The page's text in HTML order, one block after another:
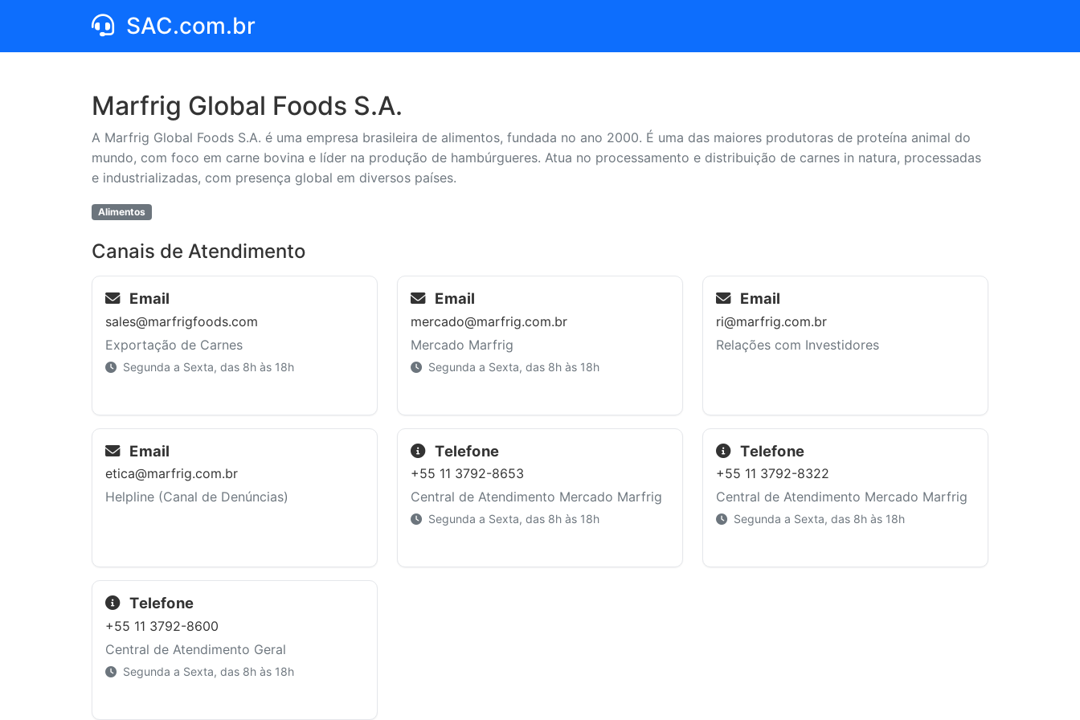
SAC.com.br
Marfrig Global Foods S.A.
A Marfrig Global Foods S.A. é uma empresa brasileira de alimentos, fundada no ano 2000. É uma das maiores produtoras de proteína animal do
mundo, com foco em carne bovina e líder na produção de hambúrgueres. Atua no processamento e distribuição de carnes in natura, processadas
e industrializadas, com presença global em diversos países.
Alimentos
Canais de Atendimento
Email
sales@marfrigfoods.com
Exportação de Carnes
Segunda a Sexta, das 8h às 18h
Email
mercado@marfrig.com.br
Mercado Marfrig
Segunda a Sexta, das 8h às 18h
Email
ri@marfrig.com.br
Relações com Investidores
Email
etica@marfrig.com.br
Helpline (Canal de Denúncias)
Telefone
+55 11 3792-8653
Central de Atendimento Mercado Marfrig
Segunda a Sexta, das 8h às 18h
Telefone
+55 11 3792-8322
Central de Atendimento Mercado Marfrig
Segunda a Sexta, das 8h às 18h
Telefone
+55 11 3792-8600
Central de Atendimento Geral
Segunda a Sexta, das 8h às 18h